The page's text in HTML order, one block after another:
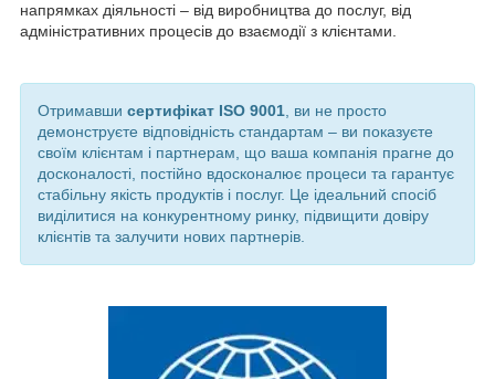
напрямках діяльності – від виробництва до послуг, від
адміністративних процесів до взаємодії з клієнтами.
Отримавши сертифікат ISO 9001, ви не просто
демонструєте відповідність стандартам – ви показуєте
своїм клієнтам і партнерам, що ваша компанія прагне до
досконалості, постійно вдосконалює процеси та гарантує
стабільну якість продуктів і послуг. Це ідеальний спосіб
виділитися на конкурентному ринку, підвищити довіру
клієнтів та залучити нових партнерів.